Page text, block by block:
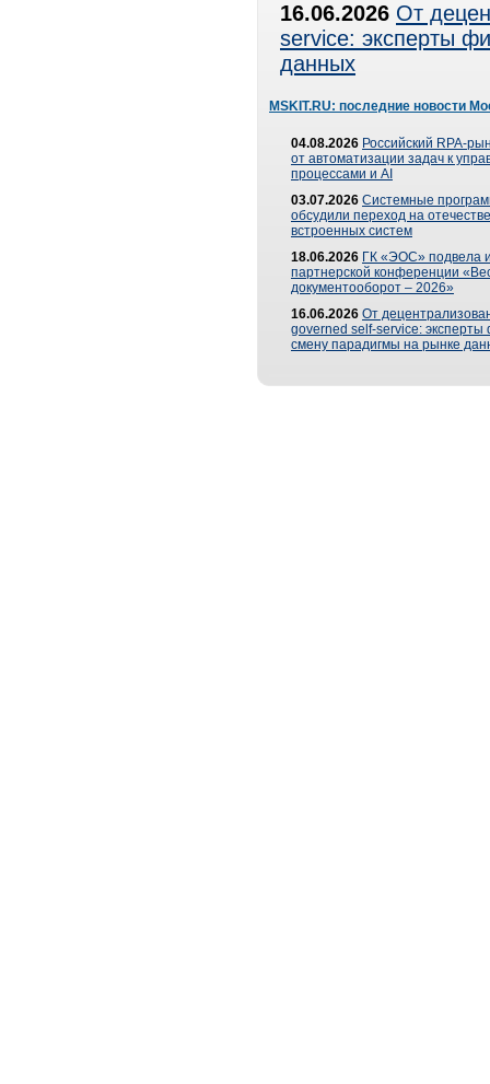
16.06.2026 От
service: эксперты
данных
MSKIT.RU: последние новости
04.08.2026 Российский RPA-
от автоматизации задач к
процессами и AI
03.07.2026 Системные
обсудили переход на
встроенных систем
18.06.2026 ГК «ЭОС» подвела
партнерской конференции
документооборот – 2026»
16.06.2026 От
governed self-service: эксперты
смену парадигмы на рынке